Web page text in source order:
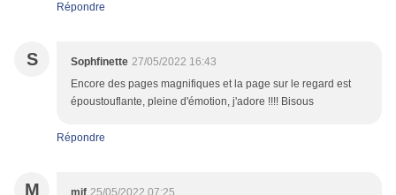
Répondre
S Sophfinette 27/05/2022 16:43
Encore des pages magnifiques et la page sur le regard est
époustouflante, pleine d'émotion, j'adore !!!! Bisous
Répondre
M mjf 25/05/2022 07:25